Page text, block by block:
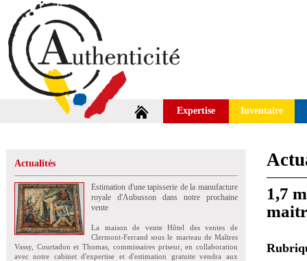
Expertise Inventaire
Actualités
Estimation d'une tapisserie de la manufacture
royale d'Aubusson dans notre prochaine
vente
La maison de vente Hôtel des ventes de
Clermont-Ferrand sous le marteau de Maîtres
Vassy, Courtadon et Thomas, commissaires priseur, en collaboration
avec notre cabinet d'expertise et d'estimation gratuite vendra aux
1,7